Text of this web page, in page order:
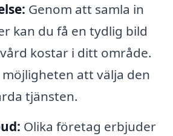
Genom att samla in
kan du få en tydlig bild
kostar i ditt område.
att välja den
tjänsten.
Olika företag erbjuder